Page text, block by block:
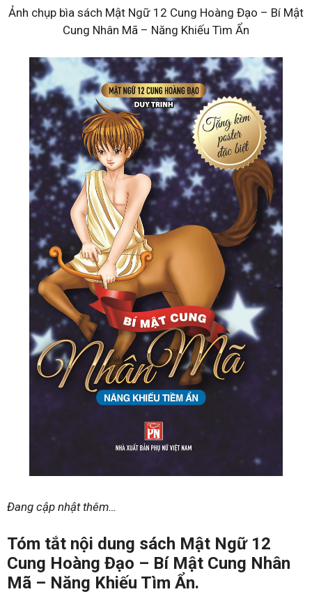
Ảnh chụp bìa sách Mật Ngữ 12 Cung Hoàng Đạo – Bí Mật
Cung Nhân Mã – Năng Khiếu Tìm Ẩn
Đang cập nhật thêm…
Tóm tắt nội dung sách Mật Ngữ 12
Cung Hoàng Đạo – Bí Mật Cung Nhân
Mã – Năng Khiếu Tìm Ẩn.